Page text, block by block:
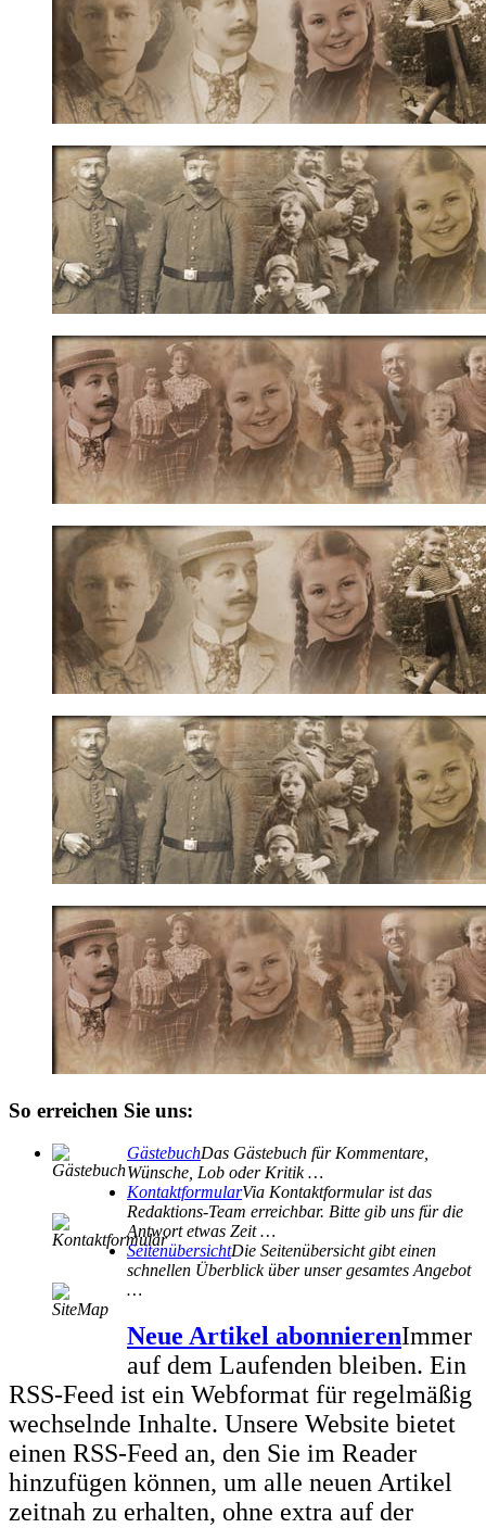
So erreichen Sie uns:
GästebuchDas Gästebuch für Kommentare,
Wünsche, Lob oder Kritik …
KontaktformularVia Kontaktformular ist das
Redaktions-Team erreichbar. Bitte gib uns für die
Antwort etwas Zeit …
SeitenübersichtDie Seitenübersicht gibt einen
schnellen Überblick über unser gesamtes Angebot
…
Neue Artikel abonnierenImmer
auf dem Laufenden bleiben. Ein
RSS-Feed ist ein Webformat für regelmäßig
wechselnde Inhalte. Unsere Website bietet
einen RSS-Feed an, den Sie im Reader
hinzufügen können, um alle neuen Artikel
zeitnah zu erhalten, ohne extra auf der